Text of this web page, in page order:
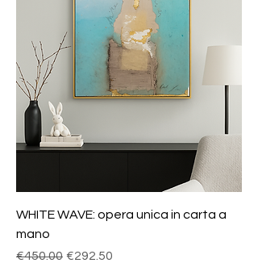
WHITE WAVE: opera unica in carta a
mano
Regular Price
€450.00 Sale Price
€292.50